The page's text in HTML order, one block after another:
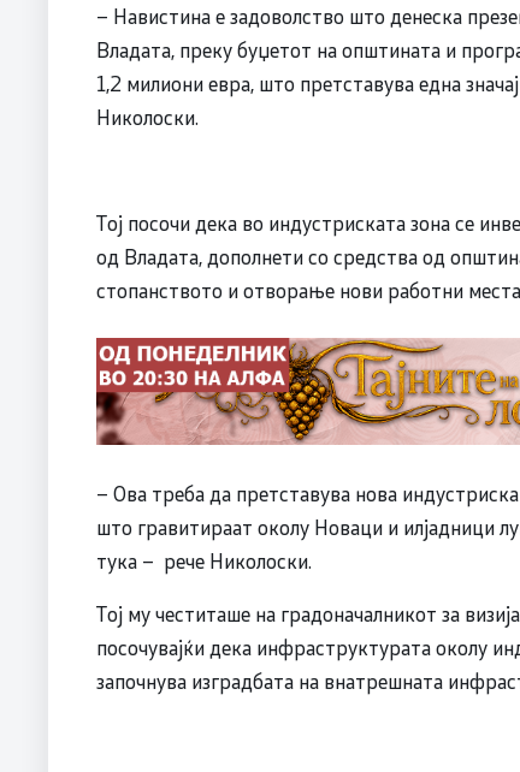
– Навистина е задоволство што денеска
Владата, преку буџетот на општината и
1,2 милиони евра, што претставува една
Николоски.
Тој посочи дека во индустриската зона се
од Владата, дополнети со средства од
стопанството и отворање нови работни
– Ова треба да претставува нова
што гравитираат околу Новаци и илјадници
тука – рече Николоски.
Тој му честиташе на градоначалникот за
посочувајќи дека инфраструктурата околу
започнува изградбата на внатрешната